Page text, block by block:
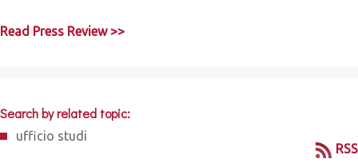
Read Press Review >>
Search by related topic:
ufficio studi
RSS